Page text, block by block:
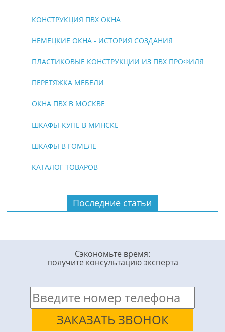
КОНСТРУКЦИЯ ПВХ ОКНА
НЕМЕЦКИЕ ОКНА - ИСТОРИЯ СОЗДАНИЯ
ПЛАСТИКОВЫЕ КОНСТРУКЦИИ ИЗ ПВХ ПРОФИЛЯ
ПЕРЕТЯЖКА МЕБЕЛИ
ОКНА ПВХ В МОСКВЕ
ШКАФЫ-КУПЕ В МИНСКЕ
ШКАФЫ В ГОМЕЛЕ
КАТАЛОГ ТОВАРОВ
Последние статьи
Сэкономьте время:
получите консультацию эксперта